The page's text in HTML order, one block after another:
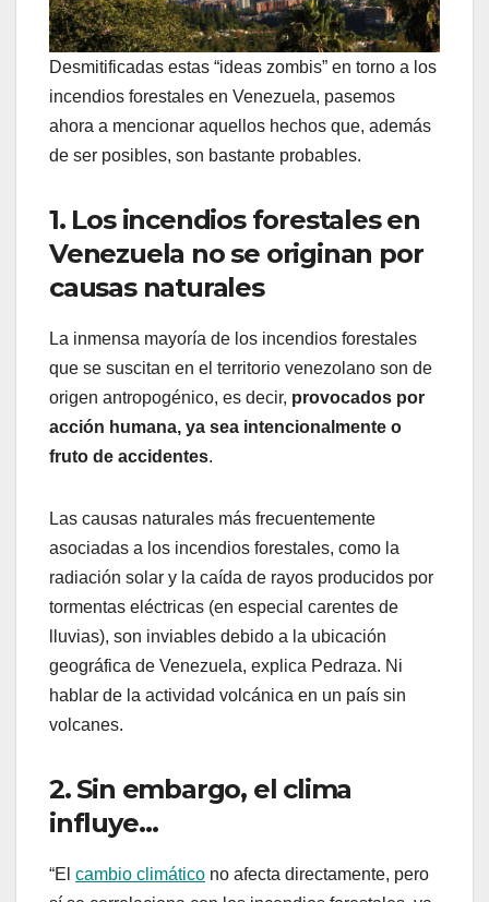
Desmitificadas estas “ideas zombis” en torno a los
incendios forestales en Venezuela, pasemos
ahora a mencionar aquellos hechos que, además
de ser posibles, son bastante probables.
1. Los incendios forestales en
Venezuela no se originan por
causas naturales
La inmensa mayoría de los incendios forestales
que se suscitan en el territorio venezolano son de
origen antropogénico, es decir, provocados por
acción humana, ya sea intencionalmente o
fruto de accidentes.
Las causas naturales más frecuentemente
asociadas a los incendios forestales, como la
radiación solar y la caída de rayos producidos por
tormentas eléctricas (en especial carentes de
lluvias), son inviables debido a la ubicación
geográfica de Venezuela, explica Pedraza. Ni
hablar de la actividad volcánica en un país sin
volcanes.
2. Sin embargo, el clima
influye…
“El cambio climático no afecta directamente, pero